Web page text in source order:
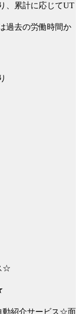
、累計に応じてUT
過去の労働時間か
動紹介サービス☆面